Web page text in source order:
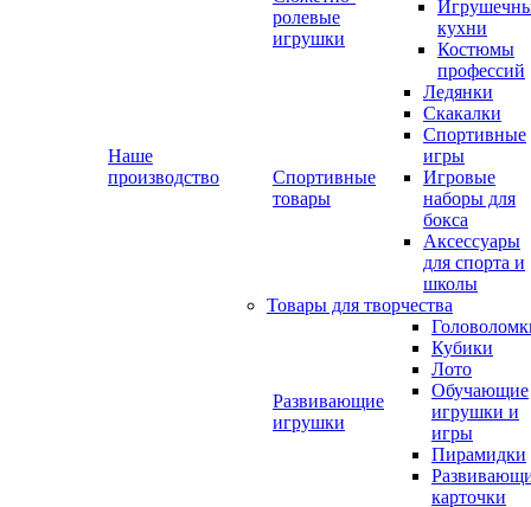
Наше
производство
ролевые
игрушки
кухни
Костюмы
профессий
Спортивные
товары
Ледянки
Скакалки
Спортивные
игры
Игровые
наборы для
бокса
Аксессуары
для спорта и
школы
Товары для творчества
Развивающие
игрушки
Кубики
Лото
Обучающие
игрушки и
игры
Пирамидки
карточки